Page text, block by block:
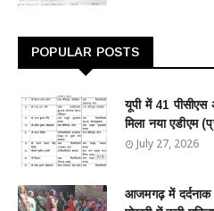
POPULAR POSTS
यूपी में 41
मिला नया एडीएम
July 27, 2026
आजमगढ़ में दर्दनाक